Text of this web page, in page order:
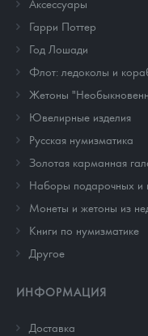
Аксессуары
Гарри Поттер
Год Лошади
Флот: ледоколы и
Жетоны
Ювелирные изделия
Русская нумизматика
Золотая карманная
Наборы подарочных и
Монеты и жетоны из
Книги по нумизматике
Другое
ИНФОРМАЦИЯ
Доставка